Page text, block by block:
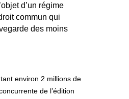
d’un régime
commun qui
des moins
environ 2 millions de
de l’édition